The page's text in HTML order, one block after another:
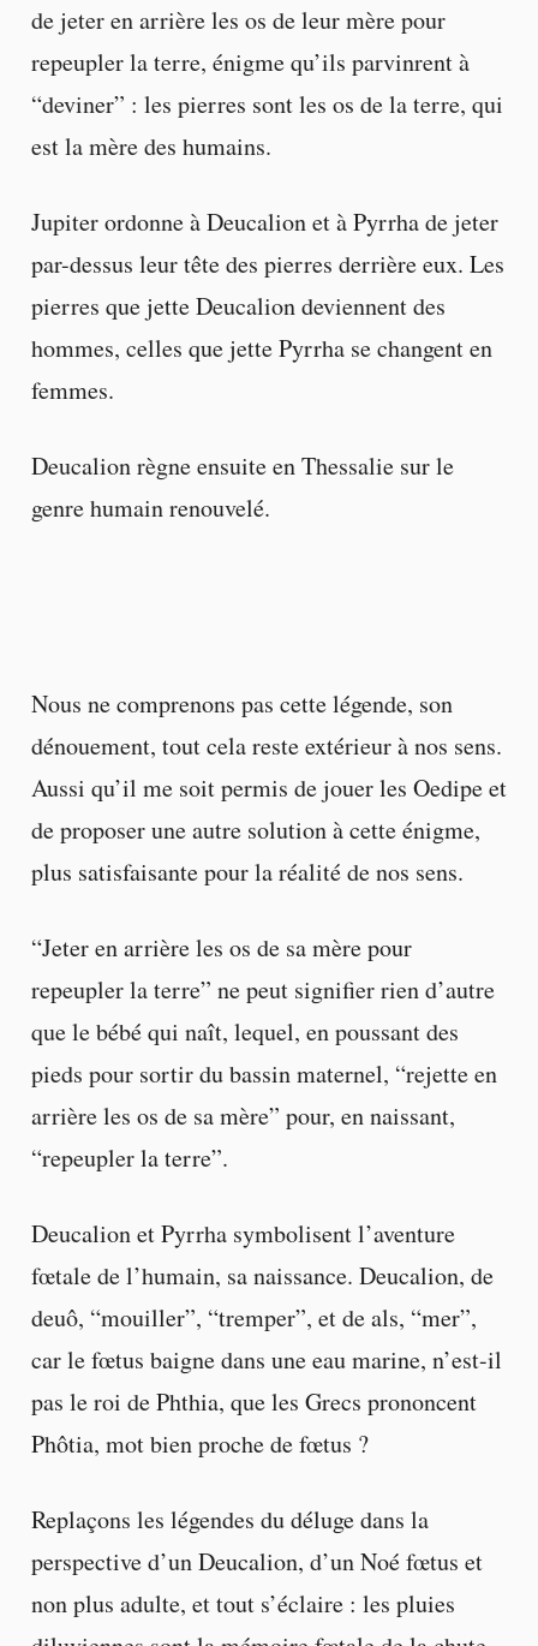
de jeter en arrière les os de leur mère pour
repeupler la terre, énigme qu’ils parvinrent à
“deviner” : les pierres sont les os de la terre, qui
est la mère des humains.
Jupiter ordonne à Deucalion et à Pyrrha de jeter
par-dessus leur tête des pierres derrière eux. Les
pierres que jette Deucalion deviennent des
hommes, celles que jette Pyrrha se changent en
femmes.
Deucalion règne ensuite en Thessalie sur le
genre humain renouvelé.
Nous ne comprenons pas cette légende, son
dénouement, tout cela reste extérieur à nos sens.
Aussi qu’il me soit permis de jouer les Oedipe et
de proposer une autre solution à cette énigme,
plus satisfaisante pour la réalité de nos sens.
“Jeter en arrière les os de sa mère pour
repeupler la terre” ne peut signifier rien d’autre
que le bébé qui naît, lequel, en poussant des
pieds pour sortir du bassin maternel, “rejette en
arrière les os de sa mère” pour, en naissant,
“repeupler la terre”.
Deucalion et Pyrrha symbolisent l’aventure
fœtale de l’humain, sa naissance. Deucalion, de
deuô, “mouiller”, “tremper”, et de als, “mer”,
car le fœtus baigne dans une eau marine, n’est-il
pas le roi de Phthia, que les Grecs prononcent
Phôtia, mot bien proche de fœtus ?
Replaçons les légendes du déluge dans la
perspective d’un Deucalion, d’un Noé fœtus et
non plus adulte, et tout s’éclaire : les pluies